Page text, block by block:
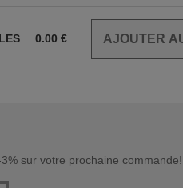
0.00 €
sur votre prochaine commande!